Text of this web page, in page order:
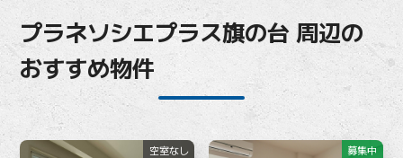
プラネソシエプラス旗の台 周辺の
おすすめ物件
空室なし 募集中